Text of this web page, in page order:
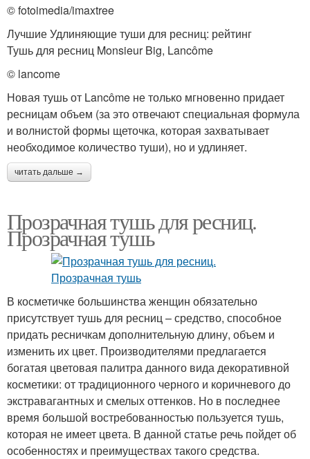
© fotoimedia/imaxtree
Лучшие Удлиняющие туши для ресниц: рейтинг
Тушь для ресниц Monsieur Big, Lancôme
© lancome
Новая тушь от Lancôme не только мгновенно придает
ресницам объем (за это отвечают специальная формула
и волнистой формы щеточка, которая захватывает
необходимое количество туши), но и удлиняет.
читать дальше →
Прозрачная тушь для ресниц.
Прозрачная тушь
В косметичке большинства женщин обязательно
присутствует тушь для ресниц – средство, способное
придать ресничкам дополнительную длину, объем и
изменить их цвет. Производителями предлагается
богатая цветовая палитра данного вида декоративной
косметики: от традиционного черного и коричневого до
экстравагантных и смелых оттенков. Но в последнее
время большой востребованностью пользуется тушь,
которая не имеет цвета. В данной статье речь пойдет об
особенностях и преимуществах такого средства.